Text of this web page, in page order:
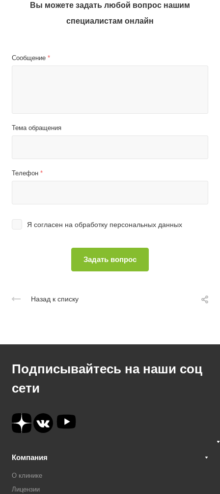
Вы можете задать любой вопрос нашим
специалистам онлайн
Сообщение *
Тема обращения
Телефон *
Я согласен на обработку персональных данных
Назад к списку
Подписывайтесь на наши соц
сети
Компания
О клинике
Лицензии